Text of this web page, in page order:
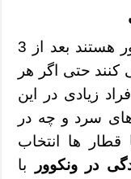
اصولا از مردمی که در شهر ونکوور هستند بعد از 3
حتی اگر هر
زیادی در این
سرد و چه در
ها انتخاب
در ونکوور
با